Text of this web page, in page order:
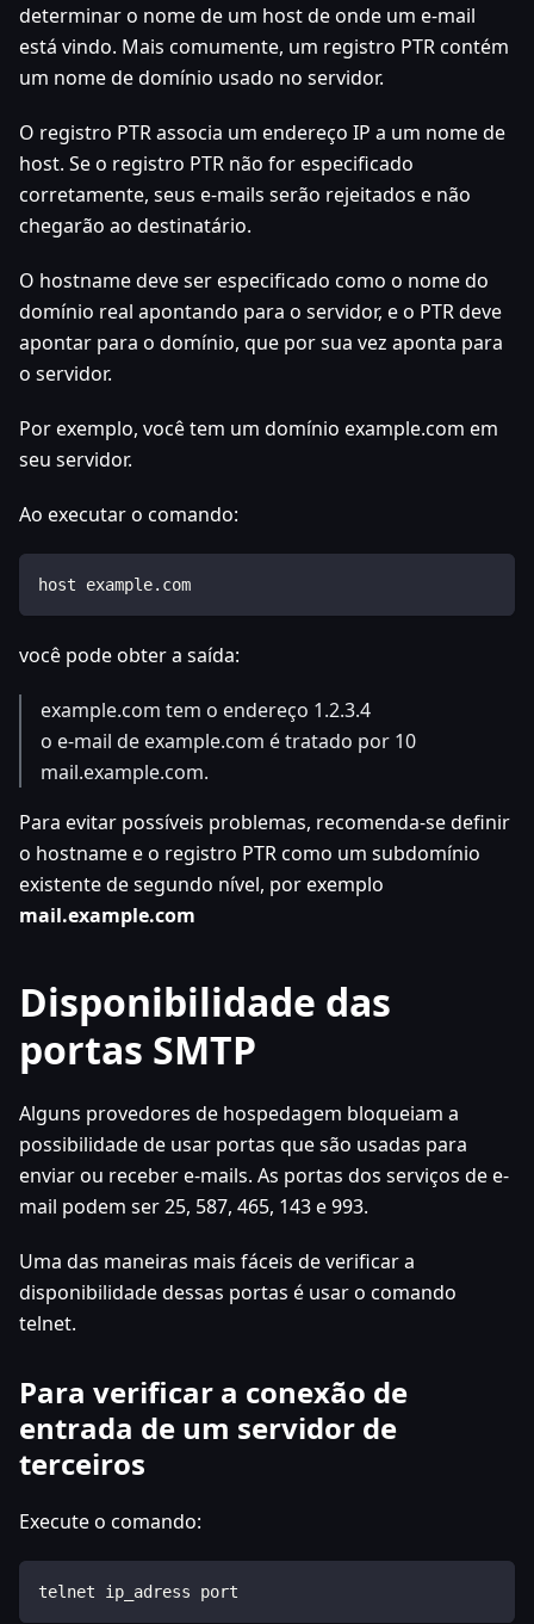
determinar o nome de um host de onde um e-mail
está vindo. Mais comumente, um registro PTR contém
um nome de domínio usado no servidor.
O registro PTR associa um endereço IP a um nome de
host. Se o registro PTR não for especificado
corretamente, seus e-mails serão rejeitados e não
chegarão ao destinatário.
O hostname deve ser especificado como o nome do
domínio real apontando para o servidor, e o PTR deve
apontar para o domínio, que por sua vez aponta para
o servidor.
Por exemplo, você tem um domínio example.com em
seu servidor.
Ao executar o comando:
host example.com
você pode obter a saída:
example.com tem o endereço 1.2.3.4
o e-mail de example.com é tratado por 10
mail.example.com.
Para evitar possíveis problemas, recomenda-se definir
o hostname e o registro PTR como um subdomínio
existente de segundo nível, por exemplo
mail.example.com
Disponibilidade das
portas SMTP
Alguns provedores de hospedagem bloqueiam a
possibilidade de usar portas que são usadas para
enviar ou receber e-mails. As portas dos serviços de e-
mail podem ser 25, 587, 465, 143 e 993.
Uma das maneiras mais fáceis de verificar a
disponibilidade dessas portas é usar o comando
telnet.
Para verificar a conexão de
entrada de um servidor de
terceiros
Execute o comando:
telnet ip_adress port